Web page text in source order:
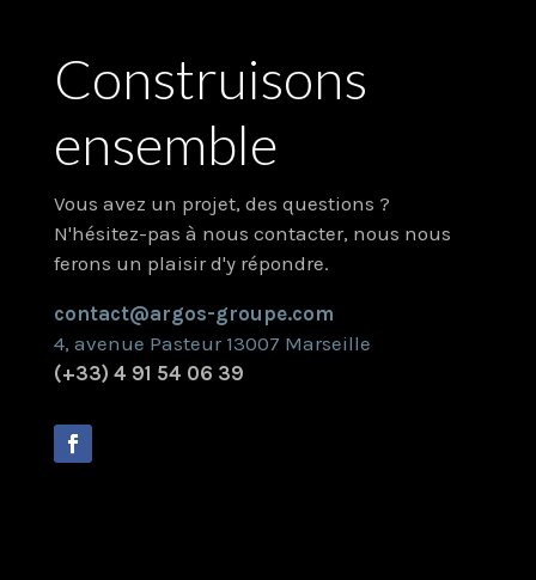
Construisons
ensemble
Vous avez un projet, des questions ?
N'hésitez-pas à nous contacter, nous nous
ferons un plaisir d'y répondre.
contact@argos-groupe.com
4, avenue Pasteur 13007 Marseille
(+33) 4 91 54 06 39